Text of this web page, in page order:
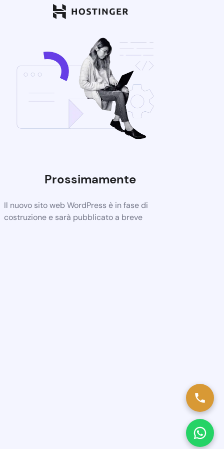
Prossimamente
Il nuovo sito web WordPress è in fase di
costruzione e sarà pubblicato a breve